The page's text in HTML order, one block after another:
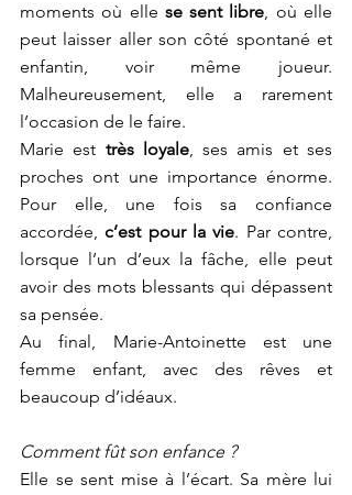
moments où elle se sent libre, où elle
peut laisser aller son côté spontané et
enfantin, voir même joueur.
Malheureusement, elle a rarement
l’occasion de le faire.
Marie est très loyale, ses amis et ses
proches ont une importance énorme.
Pour elle, une fois sa confiance
accordée, c’est pour la vie. Par contre,
lorsque l’un d’eux la fâche, elle peut
avoir des mots blessants qui dépassent
sa pensée.
Au final, Marie-Antoinette est une
femme enfant, avec des rêves et
beaucoup d’idéaux.
Comment fût son enfance ?
Elle se sent mise à l’écart. Sa mère lui